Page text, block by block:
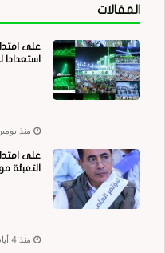
المقالات
على
استعدادا
منذ
على
التعبئة
منذ 4 أيام